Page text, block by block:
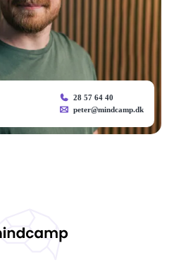
28 57 64 40
peter@mindcamp.dk